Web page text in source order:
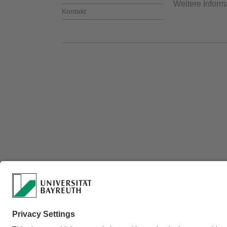
Kontakt
Weitere